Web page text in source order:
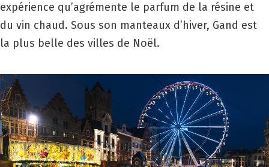
expérience qu’agrémente le parfum de la résine et
du vin chaud. Sous son manteaux d’hiver, Gand est
la plus belle des villes de Noël.